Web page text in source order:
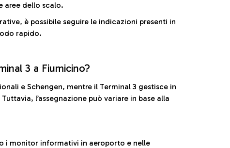
aree dello scalo.
è possibile seguire le indicazioni presenti in
rapido.
3 a Fiumicino?
e Schengen, mentre il Terminal 3 gestisce in
l’assegnazione può variare in base alla
i monitor informativi in aeroporto e nelle